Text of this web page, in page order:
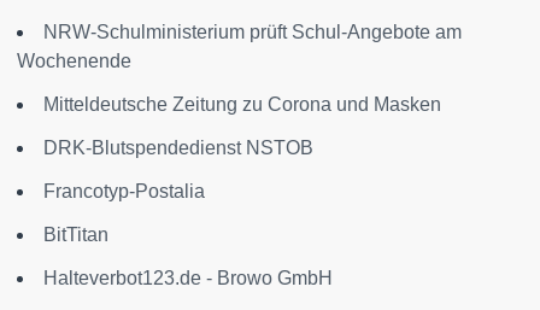
NRW-Schulministerium prüft Schul-Angebote am
Wochenende
Mitteldeutsche Zeitung zu Corona und Masken
DRK-Blutspendedienst NSTOB
Francotyp-Postalia
BitTitan
Halteverbot123.de - Browo GmbH